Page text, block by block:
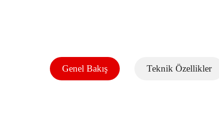
Genel Bakış Teknik Özellikler